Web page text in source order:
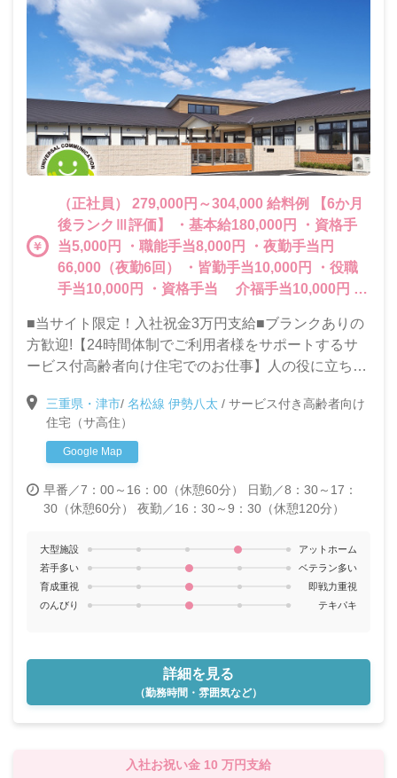
（正社員） 279,000円～304,000 給料例 【6か月
後ランクⅢ評価】 ・基本給180,000円 ・資格手
当5,000円 ・職能手当8,000円 ・夜勤手当円
66,000（夜勤6回） ・皆勤手当10,000円 ・役職
手当10,000円 ・資格手当 介福手当10,000円
能手当15,000円超 ・夜勤職能1,000円超 ・役職手
当10,000円以上 ・子供扶養手当10,000円/1子 夏
冬4～6か月 ※昨季実績：夏冬4か月、春秋2か月
※研修期間中223,000円～
■当サイト限定！入社祝金3万円支給■ブランクありの
方歓迎!【24時間体制でご利用者様をサポートするサ
ービス付高齢者向け住宅でのお仕事】人の役に立ちた
の終身介護体制でターミナルケアに取り組めます。大
きな「感動」と「やりがい」のつまった場所です!
三重県・津市/ 名松線 伊勢八太 / サービス付き高齢者向け
住宅（サ高住）
Google Map
早番／7：00～16：00（休憩60分）
日勤／8：30～17：
30（休憩60分）
夜勤／16：30～9：30（休憩120分）
大型施設
アットホーム
若手多い
ベテラン多い
育成重視
即戦力重視
のんびり
テキパキ
詳細を見る
（勤務時間・雰囲気など）
入社お祝い金 10 万円支給